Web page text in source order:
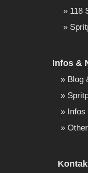
118
Infos &
Blog
Infos